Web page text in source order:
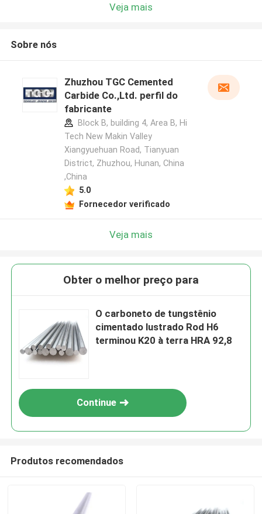
Veja mais
Sobre nós
Zhuzhou TGC Cemented
Carbide Co.,Ltd. perfil do
fabricante
Block B, building 4, Area B, Hi
Tech New Makin Valley
Xiangyuehuan Road, Tianyuan
District, Zhuzhou, Hunan, China
,China
5.0
Fornecedor verificado
Veja mais
Obter o melhor preço para
O carboneto de tungstênio
cimentado lustrado Rod H6
terminou K20 à terra HRA 92,8
Continue
Produtos recomendados